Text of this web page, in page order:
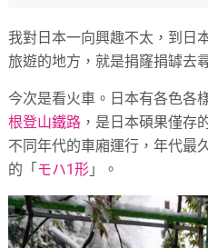
我對日本一向興趣不太，到日
旅遊的地方，就是捐窿捐罅去
今次是看火車。日本有各色各
根登山鐵路 ，是日本碩果僅存
不同年代的車廂運行，年代最
的「 モハ1形 」。